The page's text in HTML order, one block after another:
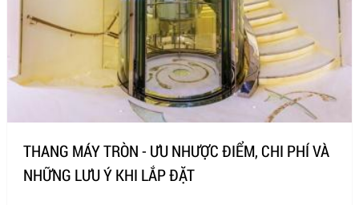
THANG MÁY TRÒN - ƯU NHƯỢC ĐIỂM, CHI PHÍ VÀ
NHỮNG LƯU Ý KHI LẮP ĐẶT